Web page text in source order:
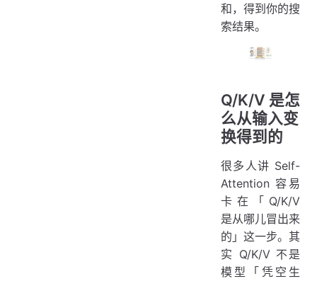
和，得到你的搜
索结果。
Q/K/V 是怎
么从输入变
换得到的
很多人讲 Self-
Attention 容易
卡在「Q/K/V
是从哪儿冒出来
的」这一步。其
实 Q/K/V 不是
模型「凭空生